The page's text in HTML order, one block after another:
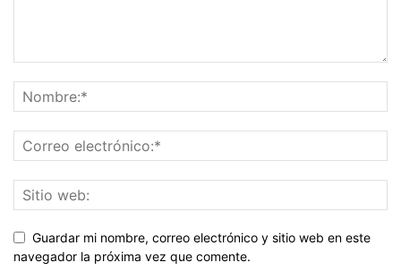
Guardar mi nombre, correo electrónico y sitio web en este
navegador la próxima vez que comente.